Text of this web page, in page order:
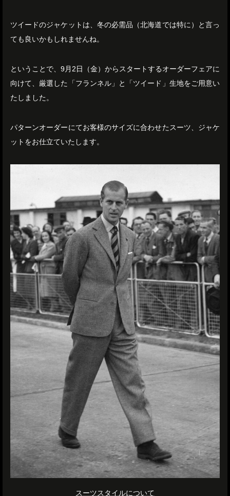
ツイードのジャケットは、冬の必需品（北海道では特に）と言っ
ても良いかもしれませんね。
ということで、9月2日（金）からスタートするオーダーフェアに
向けて、厳選した「フランネル」と「ツイード」生地をご用意い
たしました。
パターンオーダーにてお客様のサイズに合わせたスーツ、ジャケ
ットをお仕立ていたします。
スーツスタイルについて